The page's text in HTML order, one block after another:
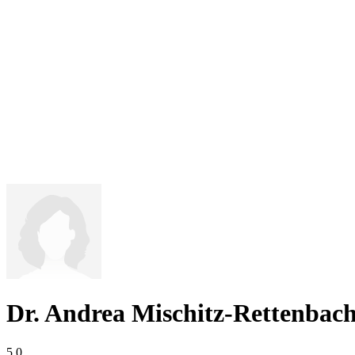
Dr. Andrea Mischitz-
5,0